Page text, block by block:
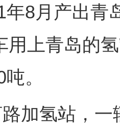
年8月产出青
用上青岛的
。
氢站，一